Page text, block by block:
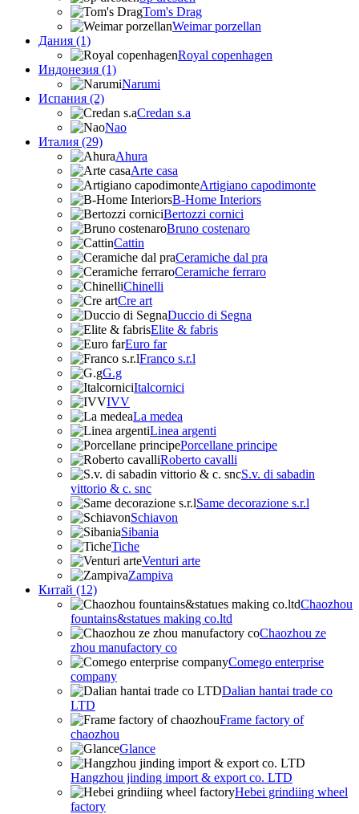
Tom's Drag
Weimar porzellan
Дания (1)
Royal copenhagen
Индонезия (1)
Narumi
Испания (2)
Credan s.a
Nao
Италия (29)
Ahura
Arte casa
Artigiano capodimonte
B-Home Interiors
Bertozzi cornici
Bruno costenaro
Cattin
Ceramiche dal pra
Ceramiche ferraro
Chinelli
Cre art
Duccio di Segna
Elite & fabris
Euro far
Franco s.r.l
G.g
Italcornici
IVV
La medea
Linea argenti
Porcellane principe
Roberto cavalli
S.v. di sabadin
vittorio & c. snc
Same decorazione s.r.l
Schiavon
Sibania
Tiche
Venturi arte
Zampiva
Китай (12)
Chaozhou
fountains&statues making co.ltd
Chaozhou ze
zhou manufactory co
Comego enterprise
company
Dalian hantai trade co
LTD
Frame factory of
chaozhou
Glance
Hangzhou jinding import & export co. LTD
Hebei grindiing wheel
factory